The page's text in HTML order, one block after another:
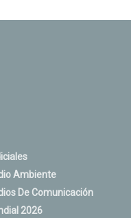
Ambiente
De Comunicación
2026